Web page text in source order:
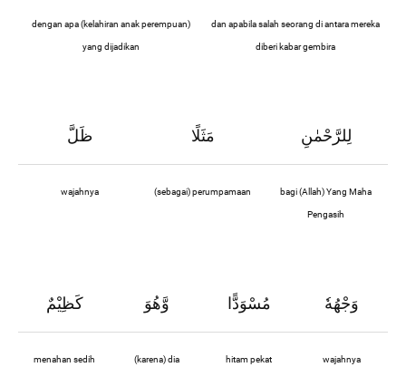
dengan apa (kelahiran anak perempuan)
yang dijadikan
dan apabila salah seorang di antara mereka
diberi kabar gembira
ظَلَّ مَثَلًا لِلرَّحْمٰنِ
wajahnya (sebagai) perumpamaan bagi (Allah) Yang Maha
Pengasih
كَظِيْمٌ وَّهُوَ مُسْوَدًّا وَجْهُهٗ
menahan sedih (karena) dia hitam pekat wajahnya